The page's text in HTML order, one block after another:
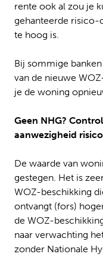
rente ook al zou je
gehanteerde risico-
te hoog is.
Bij sommige
van de nieuwe
je de woning
Geen NHG?
aanwezigheid
De waarde van
gestegen. Het is
WOZ-beschikking
ontvangt (fors)
de WOZ-
naar verwachting
zonder Nationale